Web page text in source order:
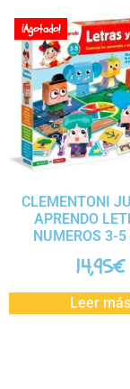
¡Agotado!
CLEMENTONI
APRENDO
NUMEROS 3-5
14,95€
Leer más